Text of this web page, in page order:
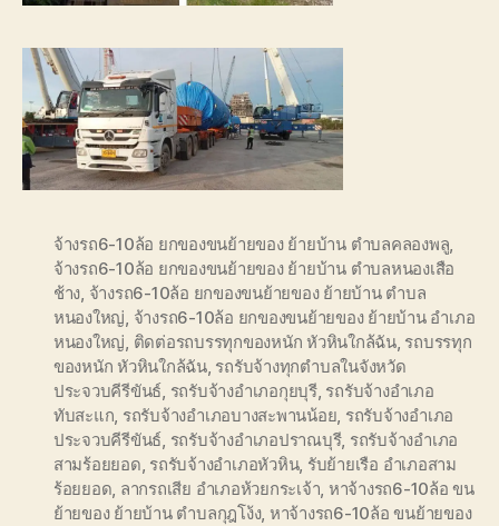
จ้างรถ6-10ล้อ ยกของขนย้ายของ ย้ายบ้าน ตำบลคลองพลู,
จ้างรถ6-10ล้อ ยกของขนย้ายของ ย้ายบ้าน ตำบลหนองเสือ
ช้าง, จ้างรถ6-10ล้อ ยกของขนย้ายของ ย้ายบ้าน ตำบล
หนองใหญ่, จ้างรถ6-10ล้อ ยกของขนย้ายของ ย้ายบ้าน อำเภอ
หนองใหญ่, ติดต่อรถบรรทุกของหนัก หัวหินใกล้ฉัน, รถบรรทุก
ของหนัก หัวหินใกล้ฉัน, รถรับจ้างทุกตำบลในจังหวัด
ประจวบคีรีขันธ์, รถรับจ้างอำเภอกุยบุรี, รถรับจ้างอำเภอ
ทับสะแก, รถรับจ้างอำเภอบางสะพานน้อย, รถรับจ้างอำเภอ
ประจวบคีรีขันธ์, รถรับจ้างอำเภอปราณบุรี, รถรับจ้างอำเภอ
สามร้อยยอด, รถรับจ้างอำเภอหัวหิน, รับย้ายเรือ อำเภอสาม
ร้อยยอด, ลากรถเสีย อำเภอห้วยกระเจ้า, หาจ้างรถ6-10ล้อ ขน
ย้ายของ ย้ายบ้าน ตำบลกุฎโง้ง, หาจ้างรถ6-10ล้อ ขนย้ายของ